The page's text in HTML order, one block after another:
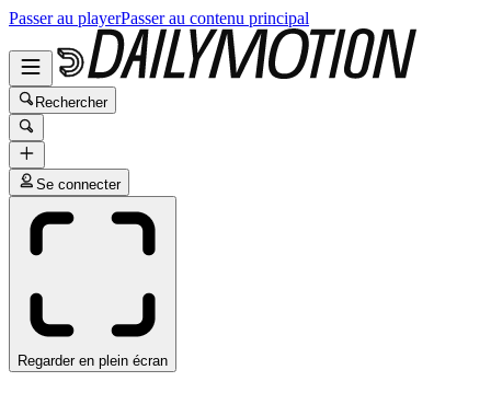
Passer au playerPasser au contenu principal
Rechercher
Se connecter
Regarder en plein écran